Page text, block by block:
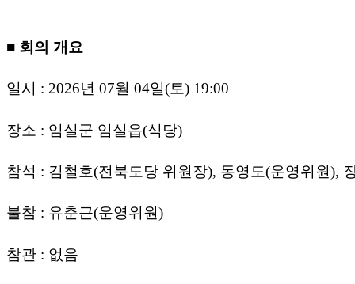
■ 회의 개요
일시 : 2026년 07월 04일(토) 19:00
장소 : 임실군 임실읍(식당)
참석 : 김철호(전북도당 위원장), 동영도(운영위원),
불참 : 유춘근(운영위원)
참관 : 없음